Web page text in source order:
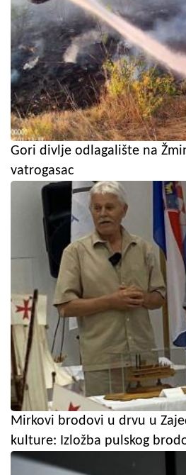
Gori divlje odlagalište na
vatrogasac
Mirkovi brodovi u drvu u
kulture: Izložba pulskog